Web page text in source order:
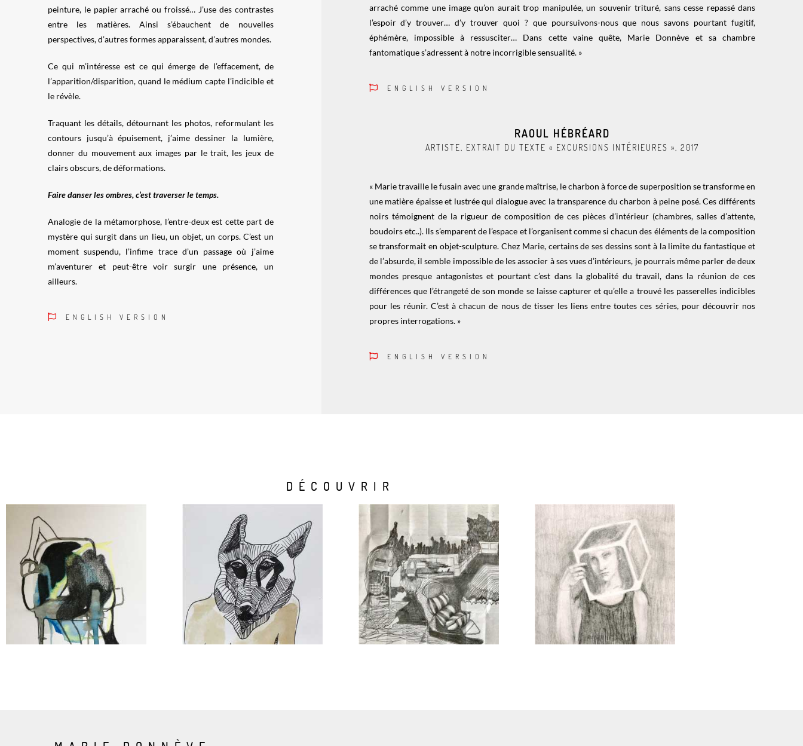
peinture, le papier arraché ou froissé… J’use des contrastes
entre les matières. Ainsi s’ébauchent de nouvelles
perspectives, d’autres formes apparaissent, d’autres mondes.
Ce qui m’intéresse est ce qui émerge de l’effacement, de
l’apparition/disparition, quand le médium capte l’indicible et
le révèle.
Traquant les détails, détournant les photos, reformulant les
contours jusqu’à épuisement, j’aime dessiner la lumière,
donner du mouvement aux images par le trait, les jeux de
clairs obscurs, de déformations.
Faire danser les ombres, c’est traverser le temps.
Analogie de la métamorphose, l’entre-deux est cette part de
mystère qui surgit dans un lieu, un objet, un corps. C’est un
moment suspendu, l’infime trace d’un passage où j’aime
m’aventurer et peut-être voir surgir une présence, un
ailleurs.
ENGLISH VERSION
arraché comme une image qu’on aurait trop manipulée, un souvenir trituré, sans cesse repassé dans
l’espoir d’y trouver… d’y trouver quoi ? que poursuivons-nous que nous savons pourtant fugitif,
éphémère, impossible à ressusciter… Dans cette vaine quête, Marie Donnève et sa chambre
fantomatique s’adressent à notre incorrigible sensualité. »
ENGLISH VERSION
RAOUL HÉBRÉARD
ARTISTE, EXTRAIT DU TEXTE « EXCURSIONS INTÉRIEURES », 2017
« Marie travaille le fusain avec une grande maîtrise, le charbon à force de superposition se transforme en
une matière épaisse et lustrée qui dialogue avec la transparence du charbon à peine posé. Ces différents
noirs témoignent de la rigueur de composition de ces pièces d’intérieur (chambres, salles d’attente,
boudoirs etc..). Ils s’emparent de l’espace et l’organisent comme si chacun des éléments de la composition
se transformait en objet-sculpture. Chez Marie, certains de ses dessins sont à la limite du fantastique et
de l’absurde, il semble impossible de les associer à ses vues d’intérieurs, je pourrais même parler de deux
mondes presque antagonistes et pourtant c’est dans la globalité du travail, dans la réunion de ces
différences que l’étrangeté de son monde se laisse capturer et qu’elle a trouvé les passerelles indicibles
pour les réunir. C’est à chacun de nous de tisser les liens entre toutes ces séries, pour découvrir nos
propres interrogations. »
ENGLISH VERSION
DÉCOUVRIR